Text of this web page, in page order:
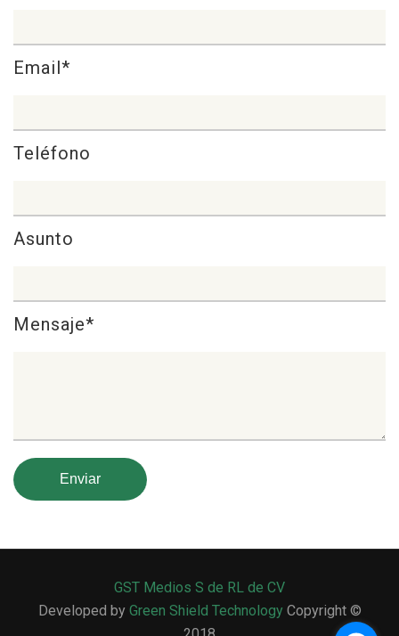
Email*
Teléfono
Asunto
Mensaje*
GST Medios S de RL de CV
Developed by Green Shield Technology Copyright ©